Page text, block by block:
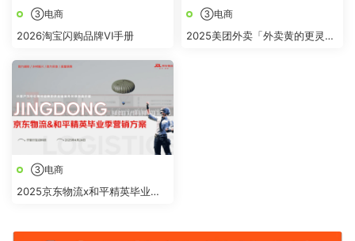
③电商
2026淘宝闪购品牌VI手册
③电商
2025美团外卖「外卖黄的更灵
③电商
2025京东物流x和平精英毕业季